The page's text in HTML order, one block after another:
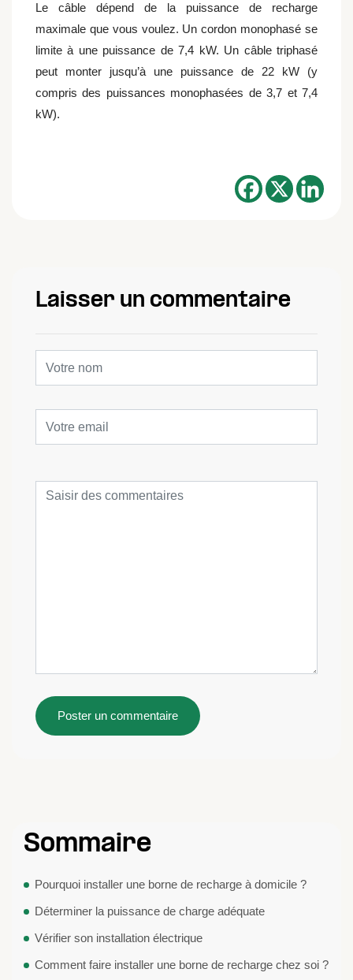
Le câble dépend de la puissance de recharge
maximale que vous voulez. Un cordon monophasé se
limite à une puissance de 7,4 kW. Un câble triphasé
peut monter jusqu’à une puissance de 22 kW (y
compris des puissances monophasées de 3,7 et 7,4
kW).
Laisser un commentaire
Sommaire
Pourquoi installer une borne de recharge à domicile ?
Déterminer la puissance de charge adéquate
Vérifier son installation électrique
Comment faire installer une borne de recharge chez soi ?